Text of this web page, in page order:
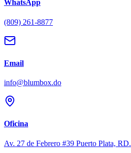
WhatsApp
(809) 261-8877
Email
info@blumbox.do
Oficina
Av. 27 de Febrero #39 Puerto Plata, RD.